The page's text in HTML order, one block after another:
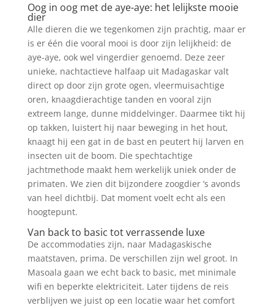
Oog in oog met de aye-aye: het lelijkste mooie
dier
Alle dieren die we tegenkomen zijn prachtig, maar er
is er één die vooral mooi is door zijn lelijkheid: de
aye-aye, ook wel vingerdier genoemd. Deze zeer
unieke, nachtactieve halfaap uit Madagaskar valt
direct op door zijn grote ogen, vleermuisachtige
oren, knaagdierachtige tanden en vooral zijn
extreem lange, dunne middelvinger. Daarmee tikt hij
op takken, luistert hij naar beweging in het hout,
knaagt hij een gat in de bast en peutert hij larven en
insecten uit de boom. Die spechtachtige
jachtmethode maakt hem werkelijk uniek onder de
primaten. We zien dit bijzondere zoogdier ’s avonds
van heel dichtbij. Dat moment voelt echt als een
hoogtepunt.
Van back to basic tot verrassende luxe
De accommodaties zijn, naar Madagaskische
maatstaven, prima. De verschillen zijn wel groot. In
Masoala gaan we echt back to basic, met minimale
wifi en beperkte elektriciteit. Later tijdens de reis
verblijven we juist op een locatie waar het comfort